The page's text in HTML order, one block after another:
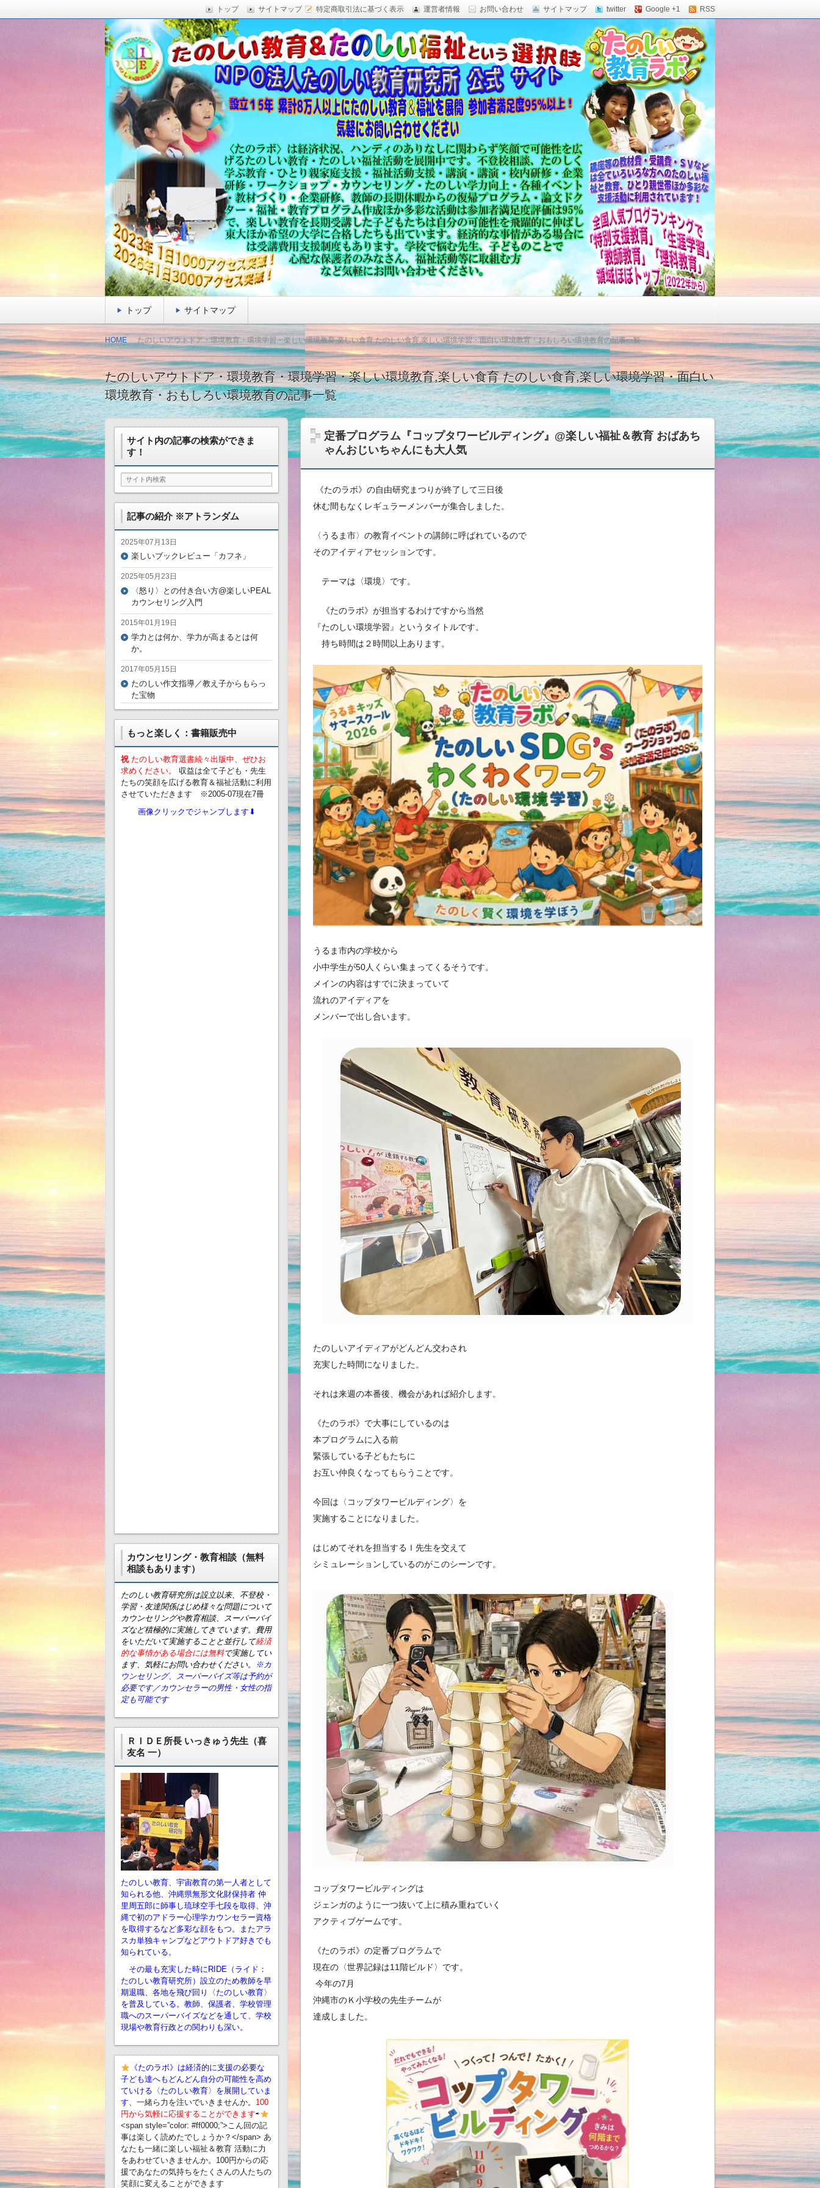
特定商取引法に基づく表示 運営者情報 お問い合わせ サイトマップ twitter Google +1 RSS
トップ サイトマップ
たのしい教育研究所（沖縄）公式サイト
楽しい授業,たのしい授業,楽しい自由研究,面白い自由研究,楽しい福祉活動,楽しい授業がした
い,RIDE,沖縄県 教育,たのしい授業,たのしい教育 日本一,Research Institute Delightful
Education,楽しい授業,教育技術,教育方法,内発的動機づけ,沖縄 学力問題,教材 ネタ,授業ネタ,学
力向上,教育技術,教育方法,沖縄 教育問題,enjoyable educationes,グッジョブ,カリスマ教師,沖縄
教員採用試験,沖縄 教育,たのしい教育,沖縄の学力,仮説実験授業,たのしい講演,楽しい講演,楽しい
科学,たのしい科学,たのしく学び 一生ものの「賢さ・学力」を,自由研究,いっきゅう先生,いっきゅ
う,いっきゅうハカセ,アドラー 心理学,面白い,沖縄 学力問題,授業名人,RIDE,PEALカウンセリン
グ,教員採用試験,名人,採用試験,合格,セミナー,研修,板倉聖宣,ＬＥＡＰカウンセリング,LEAP,学力
向上,沖縄の教育,たのしい学力,補習,読み語り,読み聞かせ,授業ネタ,授業アイディア,教育をたのし
さでクリエイトするプロフェッショなる集団,学ぶこと本来のたのしさと賢さを沖縄から世界へ,設
立四年で17000人以上に授業を実施,99％の高い評価,仮説実験授,楽しい学力向上,たのしい学力,自
由研究.しまくとぅば,島言葉,
トップ サイトマップ
HOME たのしいアウトドア・環境教育・環境学習・楽しい環境教育,楽しい食育 たのしい食育,楽しい環境学習・面白い環境教育・おもしろい環境教育の記事一覧
たのしいアウトドア・環境教育・環境学習・楽しい環境教育,楽しい食育 たのしい食育,楽しい環境学習・面白い
環境教育・おもしろい環境教育の記事一覧
定番プログラム『コップタワービルディング』@楽しい福祉＆教育 おばあち
ゃんおじいちゃんにも大人気
《たのラボ》の自由研究まつりが終了して三日後
休む間もなくレギュラーメンバーが集合しました。
〈うるま市〉の教育イベントの講師に呼ばれているので
そのアイディアセッションです。
テーマは〈環境〉です。
《たのラボ》が担当するわけですから当然
『たのしい環境学習』というタイトルです。
持ち時間は２時間以上あります。
うるま市内の学校から
小中学生が50人くらい集まってくるそうです。
メインの内容はすでに決まっていて
流れのアイディアを
メンバーで出し合います。
たのしいアイディアがどんどん交わされ
充実した時間になりました。
それは来週の本番後、機会があれば紹介します。
《たのラボ》で大事にしているのは
本プログラムに入る前
緊張している子どもたちに
お互い仲良くなってもらうことです。
今回は〈コップタワービルディング〉を
実施することになりました。
はじめてそれを担当するＩ先生を交えて
シミュレーションしているのがこのシーンです。
コップタワービルディングは
ジェンガのように一つ抜いて上に積み重ねていく
アクティブゲームです。
《たのラボ》の定番プログラムで
現在の〈世界記録は11階ビルド〉です。
今年の7月
沖縄市のＫ小学校の先生チームが
達成しました。
サイト内の記事の検索ができま
す！
記事の紹介 ※アトランダム
2025年07月13日
楽しいブックレビュー「カフネ」
2025年05月23日
〈怒り〉との付き合い方@楽しいPEAL
カウンセリング入門
2015年01月19日
学力とは何か、学力が高まるとは何
か。
2017年05月15日
たのしい作文指導／教え子からもらっ
た宝物
もっと楽しく：書籍販売中
祝 たのしい教育選書続々出版中、ぜひお
求めください。
収益は全て子ども・先生
たちの笑顔を広げる教育＆福祉活動に利用
させていただきます ※2005-07現在7冊
画像クリックでジャンプします⬇︎
カウンセリング・教育相談（無料
相談もあります）
たのしい教育研究所は設立以来、不登校・
学習・友達関係はじめ様々な問題について
カウンセリングや教育相談、スーパーバイ
ズなど積極的に実施してきています。費用
をいただいて実施することと並行して経済
的な事情がある場合には無料で実施してい
ます、気軽にお問い合わせください。
※カ
ウンセリング、スーパーバイズ等は予約が
必要です／カウンセラーの男性・女性の指
定も可能です
ＲＩＤＥ所長 いっきゅう先生（喜
友名 一）
たのしい教育、宇宙教育の第一人者として
知られる他、沖縄県無形文化財保持者 仲
里周五郎に師事し琉球空手七段を取得、沖
縄で初のアドラー心理学カウンセラー資格
を取得するなど多彩な顔をもつ。またアラ
スカ単独キャンプなどアウトドア好きでも
知られている。
その最も充実した時にRIDE（ライド：
たのしい教育研究所）設立のため教師を早
期退職、 各地を飛び回り〈たのしい教育〉
を普及している。教師、保護者、学校管理
職へのスーパーバイズなどを通して、学校
現場や教育行政との関わりも深い。
《たのラボ》は経済的に支援の必要な
子ども達へもどんどん自分の可能性を高め
ていける〈たのしい教育〉を展開していま
す、一緒ら力を注いでいきませんか。 100
円から気軽に応援することができます⇨
<span style=”color: #ff0000;”>こん回の記
事は楽しく読めたでしょうか？</span> あ
なたも一緒に楽しい福祉＆教育 活動に力
をあわせていきませんか。100円からの応
援であなたの気持ちをたくさんの人たちの
笑顔に変えることができます